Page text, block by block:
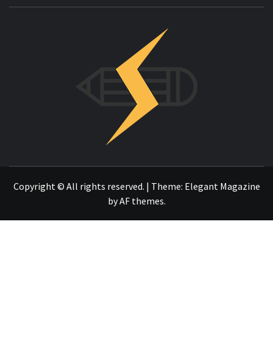
Copyright © All rights reserved. | Theme: Elegant Magazine
byAF themes.